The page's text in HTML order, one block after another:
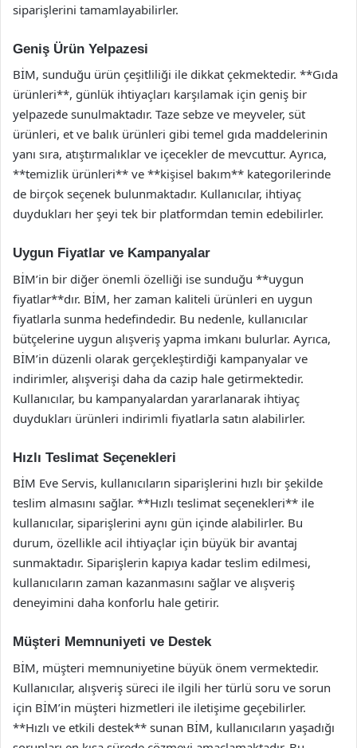
siparişlerini tamamlayabilirler.
Geniş Ürün Yelpazesi
BİM, sunduğu ürün çeşitliliği ile dikkat çekmektedir. **Gıda
ürünleri**, günlük ihtiyaçları karşılamak için geniş bir
yelpazede sunulmaktadır. Taze sebze ve meyveler, süt
ürünleri, et ve balık ürünleri gibi temel gıda maddelerinin
yanı sıra, atıştırmalıklar ve içecekler de mevcuttur. Ayrıca,
**temizlik ürünleri** ve **kişisel bakım** kategorilerinde
de birçok seçenek bulunmaktadır. Kullanıcılar, ihtiyaç
duydukları her şeyi tek bir platformdan temin edebilirler.
Uygun Fiyatlar ve Kampanyalar
BİM’in bir diğer önemli özelliği ise sunduğu **uygun
fiyatlar**dır. BİM, her zaman kaliteli ürünleri en uygun
fiyatlarla sunma hedefindedir. Bu nedenle, kullanıcılar
bütçelerine uygun alışveriş yapma imkanı bulurlar. Ayrıca,
BİM’in düzenli olarak gerçekleştirdiği kampanyalar ve
indirimler, alışverişi daha da cazip hale getirmektedir.
Kullanıcılar, bu kampanyalardan yararlanarak ihtiyaç
duydukları ürünleri indirimli fiyatlarla satın alabilirler.
Hızlı Teslimat Seçenekleri
BİM Eve Servis, kullanıcıların siparişlerini hızlı bir şekilde
teslim almasını sağlar. **Hızlı teslimat seçenekleri** ile
kullanıcılar, siparişlerini aynı gün içinde alabilirler. Bu
durum, özellikle acil ihtiyaçlar için büyük bir avantaj
sunmaktadır. Siparişlerin kapıya kadar teslim edilmesi,
kullanıcıların zaman kazanmasını sağlar ve alışveriş
deneyimini daha konforlu hale getirir.
Müşteri Memnuniyeti ve Destek
BİM, müşteri memnuniyetine büyük önem vermektedir.
Kullanıcılar, alışveriş süreci ile ilgili her türlü soru ve sorun
için BİM’in müşteri hizmetleri ile iletişime geçebilirler.
**Hızlı ve etkili destek** sunan BİM, kullanıcıların yaşadığı